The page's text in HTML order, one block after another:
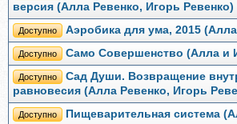
версия (Алла Ревенко, Игорь Ревенко)
Доступно Аэробика для ума, 2015
Доступно Само Совершенство (Алла и
Доступно
Сад Души. Возвращение
равновесия (Алла Ревенко, Игорь
Доступно
Пищеварительная система